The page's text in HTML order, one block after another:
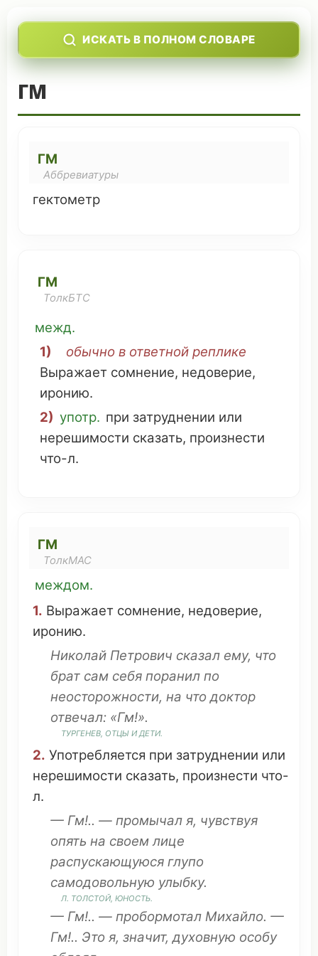
ИСКАТЬ В ПОЛНОМ СЛОВАРЕ
ГМ
ГМ
Аббревиатуры
гектометр
ГМ
ТолкБТС
межд.
1)
обычно в ответной реплике
Выражает сомнение, недоверие,
иронию.
2) употр. при затруднении или
нерешимости сказать, произнести
что-л.
ГМ
ТолкМАС
междом.
1. Выражает сомнение, недоверие,
иронию.
Николай Петрович сказал ему, что
брат сам себя поранил по
неосторожности, на что доктор
отвечал: «Гм!».
ТУРГЕНЕВ, ОТЦЫ И ДЕТИ.
2. Употребляется при затруднении или
нерешимости сказать, произнести что-
л.
— Гм!.. — промычал я, чувствуя
опять на своем лице
распускающуюся глупо
самодовольную улыбку.
Л. ТОЛСТОЙ, ЮНОСТЬ.
— Гм!.. — пробормотал Михайло. —
Гм!.. Это я, значит,духовную особу